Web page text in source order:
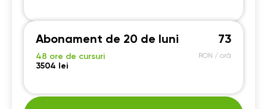
Abonament de 20 de luni
48 ore de cursuri
3504 lei
73
RON / oră